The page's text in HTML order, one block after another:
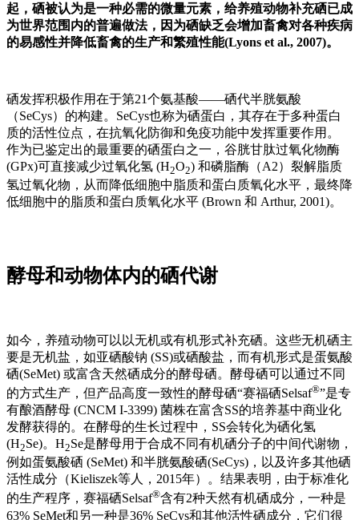
起，硒被认为是一种必需的微量元素，给养殖动物补充硒已成
为世界范围内的普遍做法，因为硒缺乏会增加畜禽对各种疾病
的易感性并降低畜禽的生产和繁殖性能(Lyons et al., 2007)。
硒发挥积极作用在于第21个氨基酸——硒代半胱氨酸
（SeCys）的构建。SeCys也称为硒蛋白，其存在于多种蛋白
质的活性位点，在抗氧化防御和免疫功能中发挥重要作用。
作为已鉴定出的最重要的硒蛋白之一，谷胱甘肽过氧化物酶
(GPx)可直接减少过氧化氢 (H2O2) 和磷脂酶（A2）裂解脂质
氢过氧化物，从而降低细胞中脂质和蛋白质氧化水平，最终降
低细胞中的脂质和蛋白质氧化水平 (Brown 和 Arthur, 2001)。
酵母和动物体内的硒代谢
如今，养殖动物可以以无机或有机形式补充硒。这些无机硒主
要是无机盐，如亚硒酸钠 (SS)或硒酸盐，而有机形式是蛋氨酸
硒(SeMet) 或富含天然硒成分的酵母硒。酵母硒可以通过不同
的方式生产，但产品高度一致性的酵母硒“赛福硒Selsaf®”是专
有酿酒酵母 (CNCM I-3399) 菌株在富含SS的培养基中商业化
发酵获得的。在酵母的生长过程中，SS会转化为硒化氢
(H2Se)。H2Se是酵母用于合成不同有机硒分子的中间代谢物，
例如蛋氨酸硒 (SeMet) 和半胱氨酸硒(SeCys)，以及许多其他硒
活性成分（Kieliszek等人，2015年）。结果表明，由于标准化
的生产程序，赛福硒Selsaf®含有2种天然有机硒成分，一种是
63% SeMet和另一种是36% SeCys和其他活性硒成分，它们很